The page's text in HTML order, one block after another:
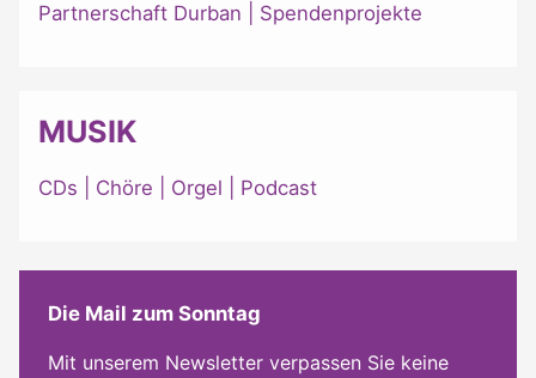
Partnerschaft Durban
Spendenprojekte
MUSIK
CDs Chöre Orgel Podcast
Die Mail zum Sonntag
Mit unserem Newsletter verpassen Sie keine